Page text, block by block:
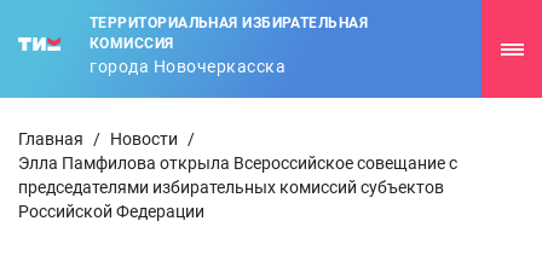
ТЕРРИТОРИАЛЬНАЯ ИЗБИРАТЕЛЬНАЯ
КОМИССИЯ
города Новочеркасска
Главная / Новости
/
Элла Памфилова открыла Всероссийское совещание с
председателями избирательных комиссий субъектов
Российской Федерации